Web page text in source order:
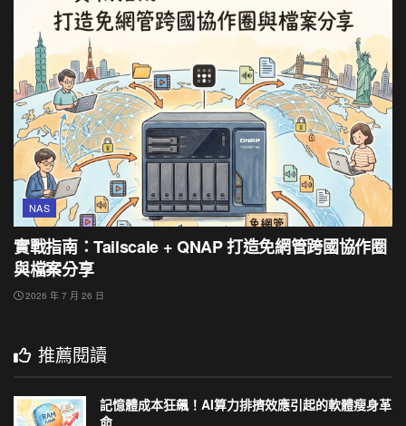
NAS
實戰指南：Tailscale + QNAP 打造免網管跨國協作圈
與檔案分享
2026 年 7 月 26 日
推薦閱讀
記憶體成本狂飆！AI算力排擠效應引起的軟體瘦身革
命